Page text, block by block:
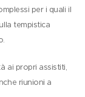
per i quali il
tempistica
ai propri assistiti,
riunioni a